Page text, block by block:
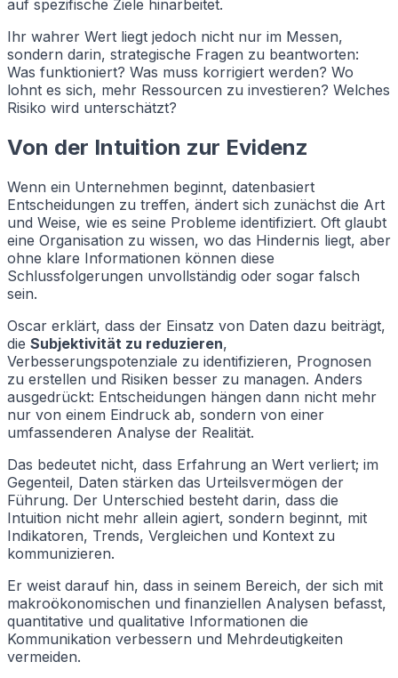
auf spezifische Ziele hinarbeitet.
Ihr wahrer Wert liegt jedoch nicht nur im Messen,
sondern darin, strategische Fragen zu beantworten:
Was funktioniert? Was muss korrigiert werden? Wo
lohnt es sich, mehr Ressourcen zu investieren? Welches
Risiko wird unterschätzt?
Von der Intuition zur Evidenz
Wenn ein Unternehmen beginnt, datenbasiert
Entscheidungen zu treffen, ändert sich zunächst die Art
und Weise, wie es seine Probleme identifiziert. Oft glaubt
eine Organisation zu wissen, wo das Hindernis liegt, aber
ohne klare Informationen können diese
Schlussfolgerungen unvollständig oder sogar falsch
sein.
Oscar erklärt, dass der Einsatz von Daten dazu beiträgt,
die Subjektivität zu reduzieren,
Verbesserungspotenziale zu identifizieren, Prognosen
zu erstellen und Risiken besser zu managen. Anders
ausgedrückt: Entscheidungen hängen dann nicht mehr
nur von einem Eindruck ab, sondern von einer
umfassenderen Analyse der Realität.
Das bedeutet nicht, dass Erfahrung an Wert verliert; im
Gegenteil, Daten stärken das Urteilsvermögen der
Führung. Der Unterschied besteht darin, dass die
Intuition nicht mehr allein agiert, sondern beginnt, mit
Indikatoren, Trends, Vergleichen und Kontext zu
kommunizieren.
Er weist darauf hin, dass in seinem Bereich, der sich mit
makroökonomischen und finanziellen Analysen befasst,
quantitative und qualitative Informationen die
Kommunikation verbessern und Mehrdeutigkeiten
vermeiden.